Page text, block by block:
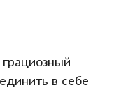
в себе